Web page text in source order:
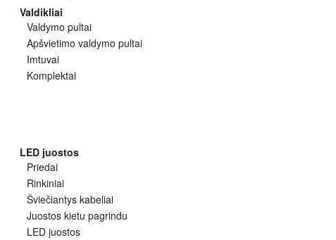
Valdikliai
Valdymo pultai
Apšvietimo valdymo pultai
Imtuvai
Komplektai
LED juostos
Priedai
Rinkiniai
Šviečiantys kabeliai
Juostos kietu pagrindu
LED juostos